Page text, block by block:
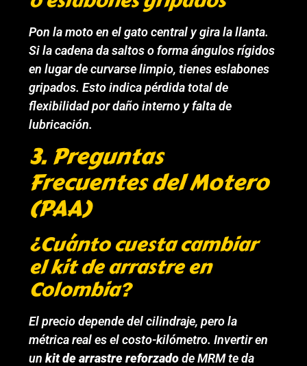
Pon la moto en el gato central y gira la llanta.
Si la cadena da saltos o forma ángulos rígidos
en lugar de curvarse limpio, tienes eslabones
gripados. Esto indica pérdida total de
flexibilidad por daño interno y falta de
lubricación.
3. Preguntas
Frecuentes del Motero
(PAA)
¿Cuánto cuesta cambiar
el kit de arrastre en
Colombia?
El precio depende del cilindraje, pero la
métrica real es el costo-kilómetro. Invertir en
unkit de arrastre reforzadode MRM te da